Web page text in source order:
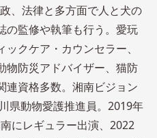
、法律と多方面で人と犬の
の監修や執筆も行う。愛玩
クケア・カウンセラー、
物防災アドバイザー、猫防
連資格多数。湘南ビジョン
県動物愛護推進員。2019年
にレギュラー出演、2022